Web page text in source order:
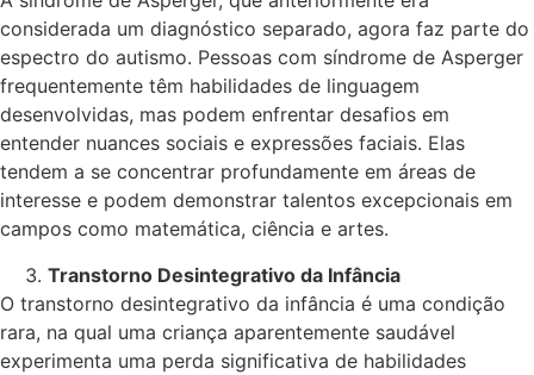
considerada um diagnóstico separado, agora faz parte do
espectro do autismo. Pessoas com síndrome de Asperger
frequentemente têm habilidades de linguagem
desenvolvidas, mas podem enfrentar desafios em
entender nuances sociais e expressões faciais. Elas
tendem a se concentrar profundamente em áreas de
interesse e podem demonstrar talentos excepcionais em
campos como matemática, ciência e artes.
Transtorno Desintegrativo da Infância
O transtorno desintegrativo da infância é uma condição
rara, na qual uma criança aparentemente saudável
experimenta uma perda significativa de habilidades